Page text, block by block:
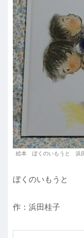
絵本 ぼくのいもうと 浜
ぼくのいもうと
作：浜田桂子